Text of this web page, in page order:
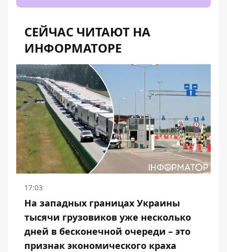
СЕЙЧАС ЧИТАЮТ НА
ИНФОРМАТОРЕ
17:03
На западных границах Украины
тысячи грузовиков уже несколько
дней в бесконечной очереди – это
признак экономического краха